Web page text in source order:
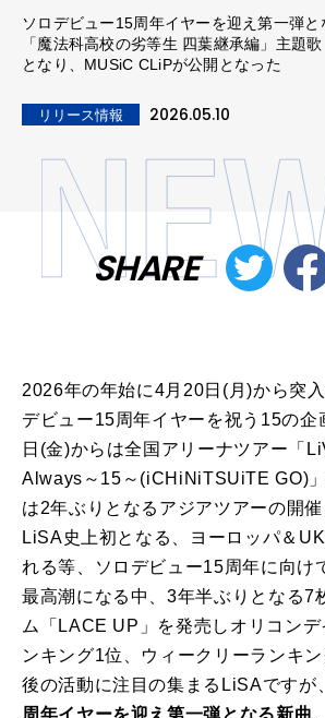
ソロデビュー15周年イヤーを迎え第一弾
「魔法科高校の劣等生 四葉継承編」主題
となり、MUSiC CLiPが公開となった
リリース情報 2026.05.10
SHARE
2026年の年始に4月20日(月)から突
デビュー15周年イヤーを祝う15の企
日(金)からは全国アリーナツアー「
Always～15～(iCHiNiTSUiTE GO)
は2年ぶりとなるアジアツアーの開
LiSA史上初となる、ヨーロッパ＆
れる等、ソロデビュー15周年に向け
最高潮になる中、3年半ぶりとなる7
ム「LACE UP」を発売しオリコン
ンキング1位、ウィークリーランキ
後の活動に注目の集まるLiSAですが、